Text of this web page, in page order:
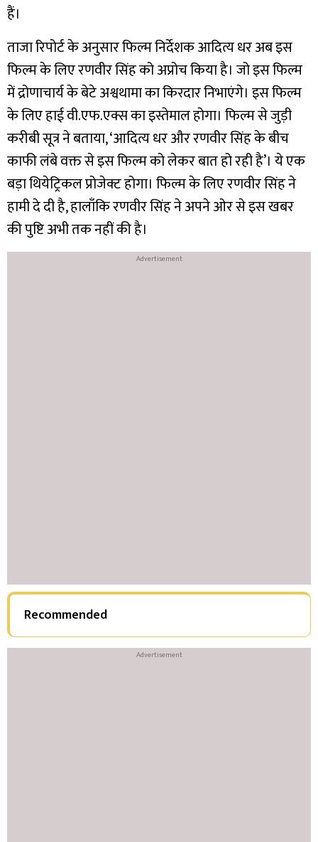
हैं।
ताजा रिपोर्ट के अनुसार फिल्म निर्देशक आदित्य धर अब इस
फिल्म के लिए रणवीर सिंह को अप्रोच किया है। जो इस फिल्म
में द्रोणाचार्य के बेटे अश्वथामा का किरदार निभाएंगे। इस फिल्म
के लिए हाई वी.एफ.एक्स का इस्तेमाल होगा। फिल्म से जुड़ी
करीबी सूत्र ने बताया, ‘आदित्य धर और रणवीर सिंह के बीच
काफी लंबे वक्त से इस फिल्म को लेकर बात हो रही है’। ये एक
बड़ा थियेट्रिकल प्रोजेक्ट होगा। फिल्म के लिए रणवीर सिंह ने
हामी दे दी है, हालाँकि रणवीर सिंह ने अपने ओर से इस खबर
की पुष्टि अभी तक नहीं की है।
Recommended